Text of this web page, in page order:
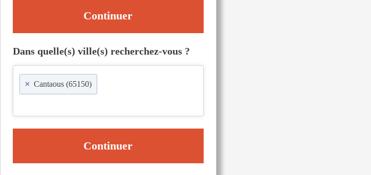
Continuer
Dans quelle(s) ville(s) recherchez-vous ?
× Cantaous (65150)
Continuer